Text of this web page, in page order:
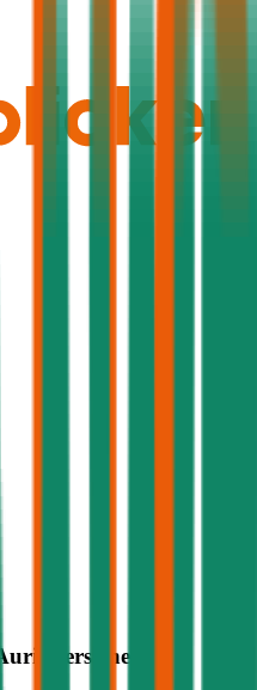
Auris versichern?